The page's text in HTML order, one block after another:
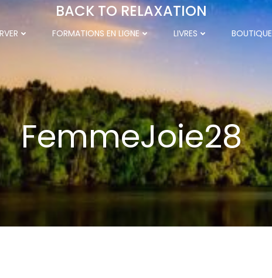
BACK TO RELAXATION
FORMATIONS EN LIGNE LIVRES BOUTIQUE
FemmeJoie28